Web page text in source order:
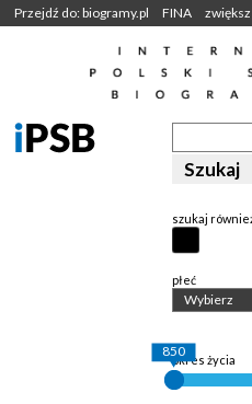
Przejdź do: biogramy.pl FINA
szukaj
płeć
Wybierz
okres życia
850